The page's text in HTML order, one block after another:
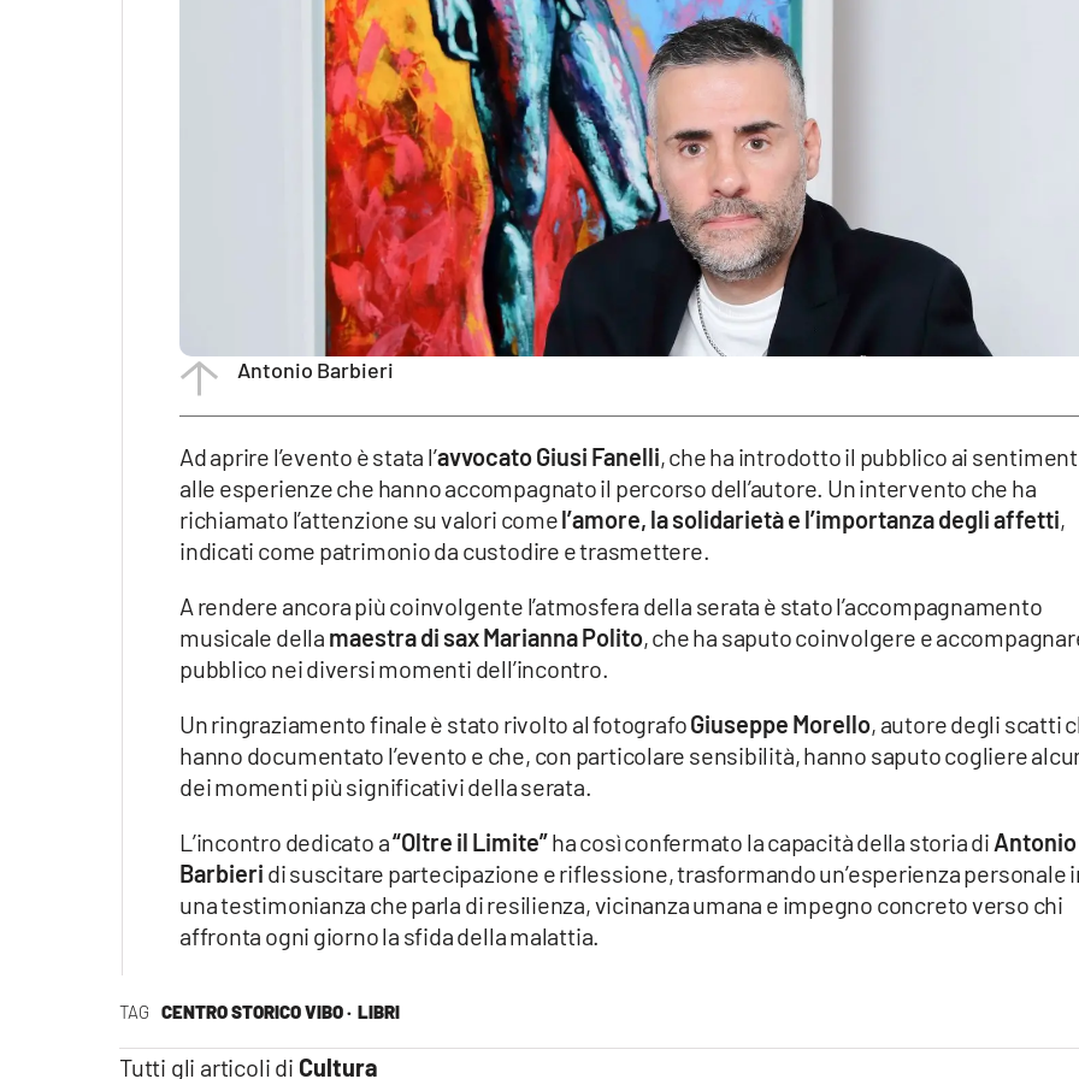
TAG CENTRO STORICO VIBO · LIBRI
Tutti gli articoli di Cultura
Antonio Barbieri
Ad aprire l’evento è stata l’avvocato Giusi Fanelli, che ha introdotto il pubblico ai
alle esperienze che hanno accompagnato il percorso dell’autore. Un intervento che ha
richiamato l’attenzione su valori comel’amore, la solidarietà e l’importanza degli affetti,
indicati come patrimonio da custodire e trasmettere.
A rendere ancora più coinvolgente l’atmosfera della serata è stato l’accompagnamento
musicale della maestra di sax Marianna Polito, che ha saputo coinvolgere e
pubblico nei diversi momenti dell’incontro.
Un ringraziamento finale è stato rivolto al fotografoGiuseppe Morello, autore degli scatti
hanno documentato l’evento e che, con particolare sensibilità, hanno saputo cogliere
dei momenti più significativi della serata.
L’incontro dedicato a“Oltre il Limite”ha così confermato la capacità della storia di Antonio
Barbieri di suscitare partecipazione e riflessione, trasformando un’esperienza personale
una testimonianza che parla di resilienza, vicinanza umana e impegno concreto verso chi
affronta ogni giorno la sfida della malattia.